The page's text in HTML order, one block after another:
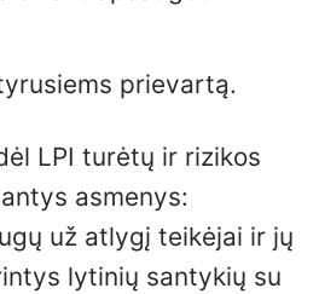
prievartą.
LPI turėtų ir rizikos
asmenys:
už atlygį teikėjai ir jų
lytinių santykių su